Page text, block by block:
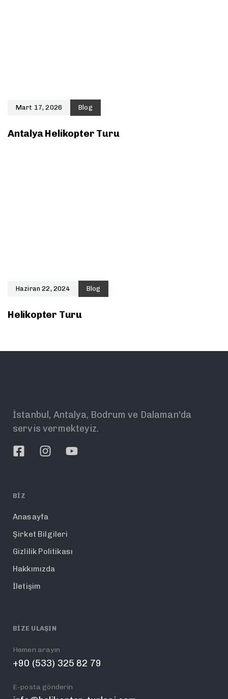
Mart 17, 2026 Blog
Antalya Helikopter Turu
Haziran 22, 2024 Blog
Helikopter Turu
İstanbul, Antalya, Bodrum ve Dalaman'da
servis vermekteyiz.
BIZ
Anasayfa
Şirket Bilgileri
Gizlilik Politikası
Hakkımızda
İletişim
BIZE ULAŞIN
Hemen arayın
+90 (533) 325 82 79
E-posta gönderin